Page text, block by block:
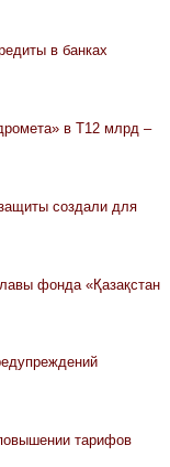
в банках
в Т12 млрд –
создали для
фонда «Қазақстан
тарифов